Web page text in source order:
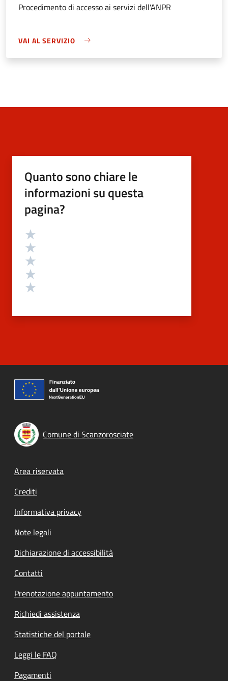
Procedimento di accesso ai servizi dell'ANPR
VAI AL SERVIZIO
Quanto sono chiare le
informazioni su questa
pagina?
Valutazione
Comune di Scanzorosciate
Footer menu
Area riservata
Crediti
Informativa privacy
Note legali
Dichiarazione di accessibilità
Contatti
Prenotazione appuntamento
Richiedi assistenza
Statistiche del portale
Leggi le FAQ
Pagamenti